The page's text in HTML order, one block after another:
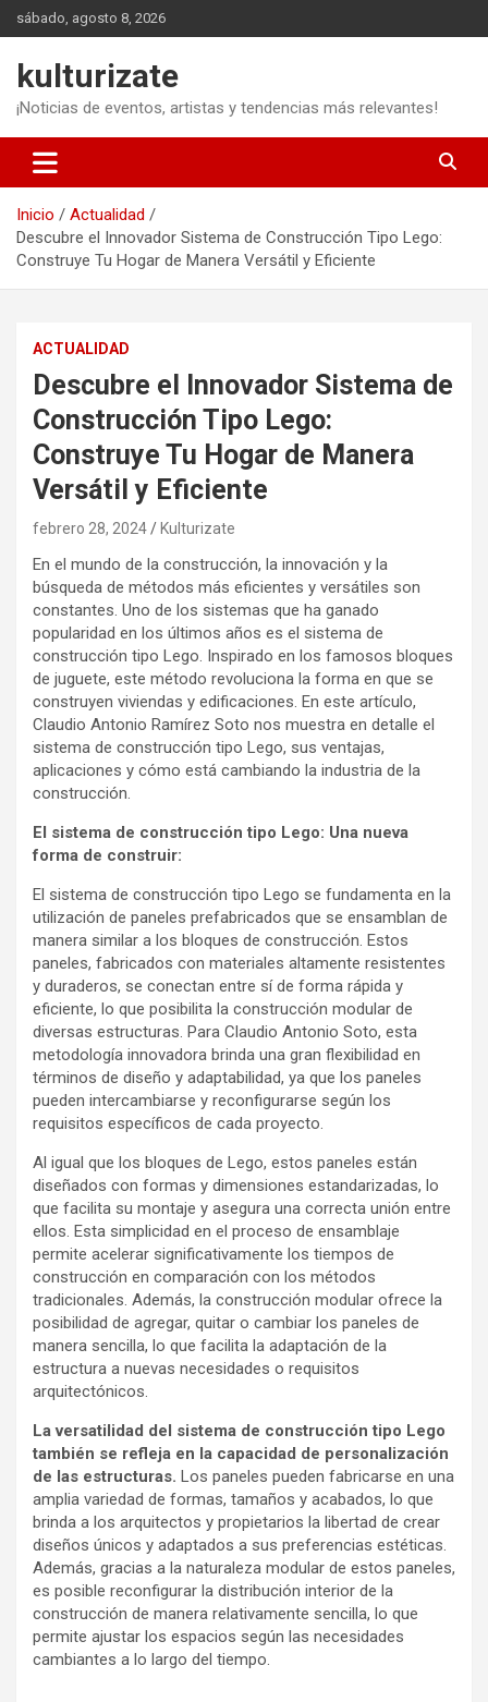
Saltar
al
sábado, agosto 8, 2026
kulturizate
¡Noticias de eventos, artistas y tendencias más relevantes!
Inicio
Actualidad
Descubre el Innovador Sistema de Construcción Tipo Lego:
Construye Tu Hogar de Manera Versátil y Eficiente
ACTUALIDAD
Descubre el Innovador Sistema de
Construcción Tipo Lego:
Construye Tu Hogar de Manera
Versátil y Eficiente
febrero 28, 2024 Kulturizate
En el mundo de la construcción, la innovación y la
búsqueda de métodos más eficientes y versátiles son
constantes. Uno de los sistemas que ha ganado
popularidad en los últimos años es el sistema de
construcción tipo Lego. Inspirado en los famosos bloques
de juguete, este método revoluciona la forma en que se
construyen viviendas y edificaciones. En este artículo,
Claudio Antonio Ramírez Soto nos muestra en detalle el
sistema de construcción tipo Lego, sus ventajas,
aplicaciones y cómo está cambiando la industria de la
construcción.
El sistema de construcción tipo Lego: Una nueva
forma de construir:
El sistema de construcción tipo Lego se fundamenta en la
utilización de paneles prefabricados que se ensamblan de
manera similar a los bloques de construcción. Estos
paneles, fabricados con materiales altamente resistentes
y duraderos, se conectan entre sí de forma rápida y
eficiente, lo que posibilita la construcción modular de
diversas estructuras. Para Claudio Antonio Soto, esta
metodología innovadora brinda una gran flexibilidad en
términos de diseño y adaptabilidad, ya que los paneles
pueden intercambiarse y reconfigurarse según los
requisitos específicos de cada proyecto.
Al igual que los bloques de Lego, estos paneles están
diseñados con formas y dimensiones estandarizadas, lo
que facilita su montaje y asegura una correcta unión entre
ellos. Esta simplicidad en el proceso de ensamblaje
permite acelerar significativamente los tiempos de
construcción en comparación con los métodos
tradicionales. Además, la construcción modular ofrece la
posibilidad de agregar, quitar o cambiar los paneles de
manera sencilla, lo que facilita la adaptación de la
estructura a nuevas necesidades o requisitos
arquitectónicos.
La versatilidad del sistema de construcción tipo Lego
también se refleja en la capacidad de personalización
de las estructuras. Los paneles pueden fabricarse en una
amplia variedad de formas, tamaños y acabados, lo que
brinda a los arquitectos y propietarios la libertad de crear
diseños únicos y adaptados a sus preferencias estéticas.
Además, gracias a la naturaleza modular de estos paneles,
es posible reconfigurar la distribución interior de la
construcción de manera relativamente sencilla, lo que
permite ajustar los espacios según las necesidades
cambiantes a lo largo del tiempo.